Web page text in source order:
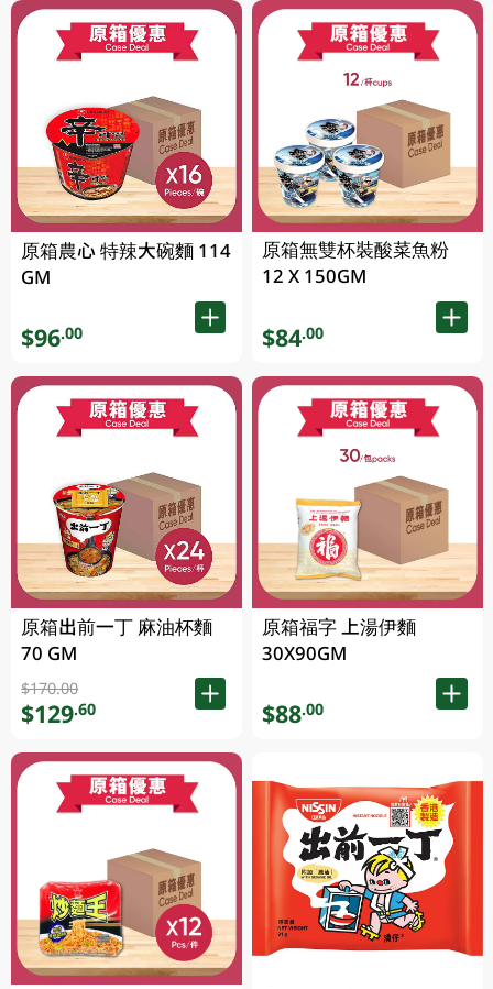
原箱農心 特辣大碗麵 114
GM
$96.00
原箱出前一丁 麻油杯麵
70 GM
$170.00
$129.60
原箱無雙杯裝酸菜魚粉
12 X 150GM
$84.00
原箱福字 上湯伊麵
30X90GM
$88.00